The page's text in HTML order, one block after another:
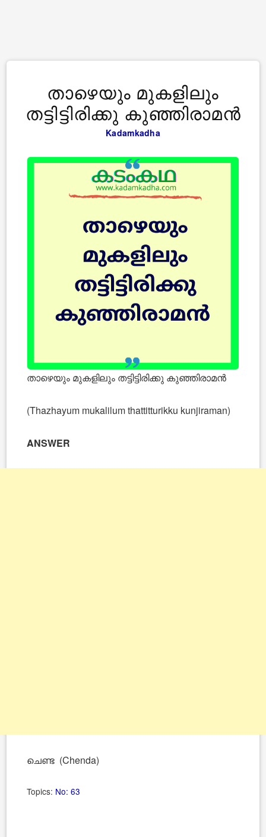
താഴെയും മുകളിലും
തട്ടിട്ടിരിക്കു കുഞ്ഞിരാമന്‍
Kadamkadha
താഴെയും മുകളിലും തട്ടിട്ടിരിക്കു കുഞ്ഞിരാമന്‍
(Thazhayum mukalilum thattitturikku kunjiraman)
ANSWER
ചെണ്ട (Chenda)
Topics: No: 63